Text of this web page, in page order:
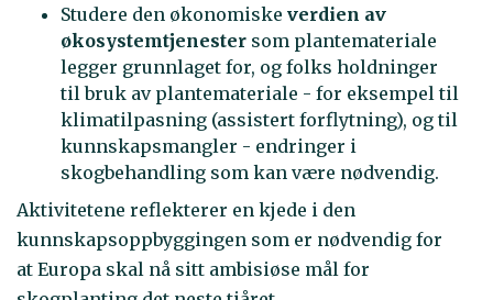
Studere den økonomiske verdien av
økosystemtjenester som plantemateriale
legger grunnlaget for, og folks holdninger
til bruk av plantemateriale - for eksempel til
klimatilpasning (assistert forflytning), og til
kunnskapsmangler - endringer i
skogbehandling som kan være nødvendig.
Aktivitetene reflekterer en kjede i den
kunnskapsoppbyggingen som er nødvendig for
at Europa skal nå sitt ambisiøse mål for